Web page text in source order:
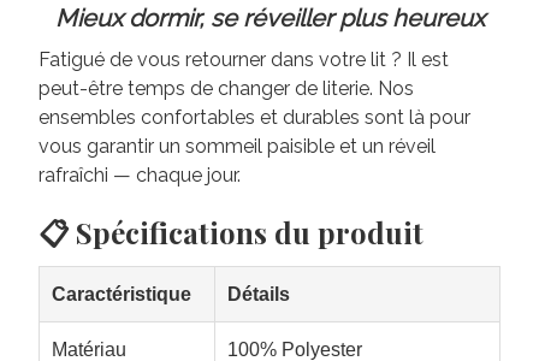
Mieux dormir, se réveiller plus heureux
Fatigué de vous retourner dans votre lit ? Il est
peut-être temps de changer de literie. Nos
ensembles confortables et durables sont là pour
vous garantir un sommeil paisible et un réveil
rafraîchi — chaque jour.
📋 Spécifications du produit
Caractéristique Détails
Matériau 100% Polyester